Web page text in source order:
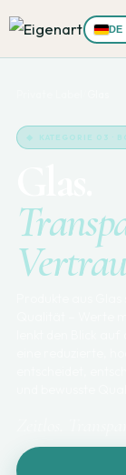
DE
◆ KATEGORIE 03 ·